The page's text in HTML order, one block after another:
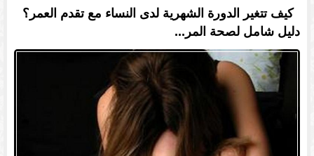
كيف تتغير الدورة الشهرية لدى النساء مع تقدم العمر؟
دليل شامل لصحة المر...